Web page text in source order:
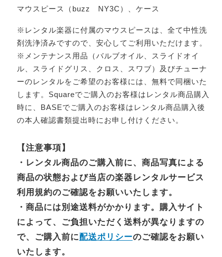
マウスピース（buzz NY3C）、ケース
※レンタル楽器に付属のマウスピースは、全て中性洗
剤洗浄済みですので、安心してご利用いただけます。
※メンテナンス用品（バルブオイル、スライドオイ
ル、スライドグリス、クロス、スワブ）及びチューナ
ーのレンタルをご希望のお客様には、無料で同梱いた
します。Squareでご購入のお客様はレンタル商品購入
時に、BASEでご購入のお客様はレンタル商品購入後
の本人確認書類提出時にお申し付けください。
【注意事項】
・レンタル商品のご購入前に、商品写真による
商品の状態および当店の楽器レンタルサービス
利用規約のご確認をお願いいたします。
・商品には別途送料がかかります。購入サイト
によって、ご負担いただく送料が異なりますの
で、ご購入前に配送ポリシーのご確認をお願い
いたします。